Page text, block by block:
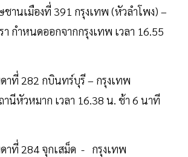
านเมืองที่ 391 กรุงเทพ (หัวลำโพง) –
า กำหนดออกจากกรุงเทพ เวลา 16.55
าที่ 282 กบินทร์บุรี – กรุงเทพ
านีหัวหมาก เวลา 16.38 น. ช้า 6 นาที
าที่ 284 จุกเสม็ด - กรุงเทพ